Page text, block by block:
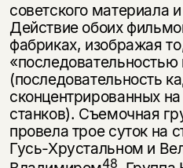
советского материала
Действие обоих
фабриках, изоб­ражая
«последовательностью
(последовательность
сконцентрированных
станков). Съемочная
провела трое суток на
Гусь-Хрустальном и
48